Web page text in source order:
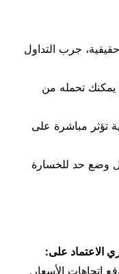
جرب التداول
يمكنك تحمله من
تؤثر مباشرة على
وضع حد للخسارة
الاعتماد على:
اتجاهات الأسعار.